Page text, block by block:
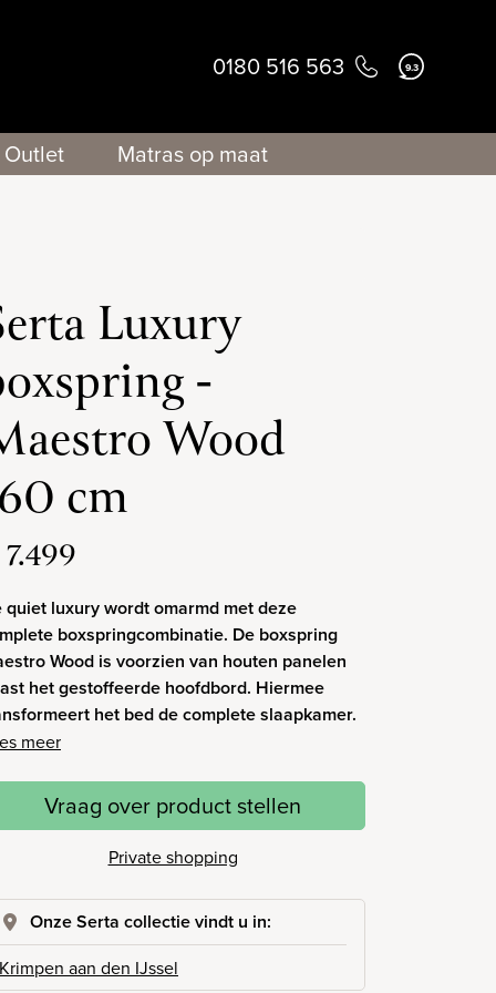
0180 516 563 9.3
Outlet Matras op maat
Luxury
-
Wood
cm
quiet luxury wordt omarmd met deze
boxspringcombinatie. De boxspring
Wood is voorzien van houten panelen
het gestoffeerde hoofdbord. Hiermee
het bed de complete slaapkamer.
meer
Vraag over product stellen
Private shopping
Onze Serta collectie vindt u in:
Krimpen aan den IJssel